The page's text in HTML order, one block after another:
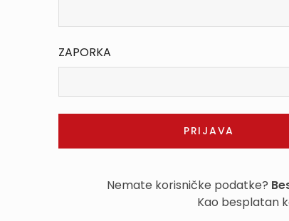
ZAPORKA
Nemate korisničke podatke?
Kao besplatan